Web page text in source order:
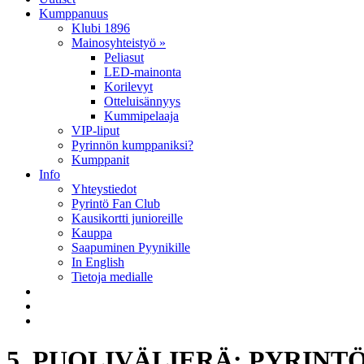
Kumppanuus
Klubi 1896
Mainosyhteistyö »
Peliasut
LED-mainonta
Korilevyt
Otteluisännyys
Kummipelaaja
VIP-liput
Pyrinnön kumppaniksi?
Kumppanit
Info
Yhteystiedot
Pyrintö Fan Club
Kausikortti junioreille
Kauppa
Saapuminen Pyynikille
In English
Tietoja medialle